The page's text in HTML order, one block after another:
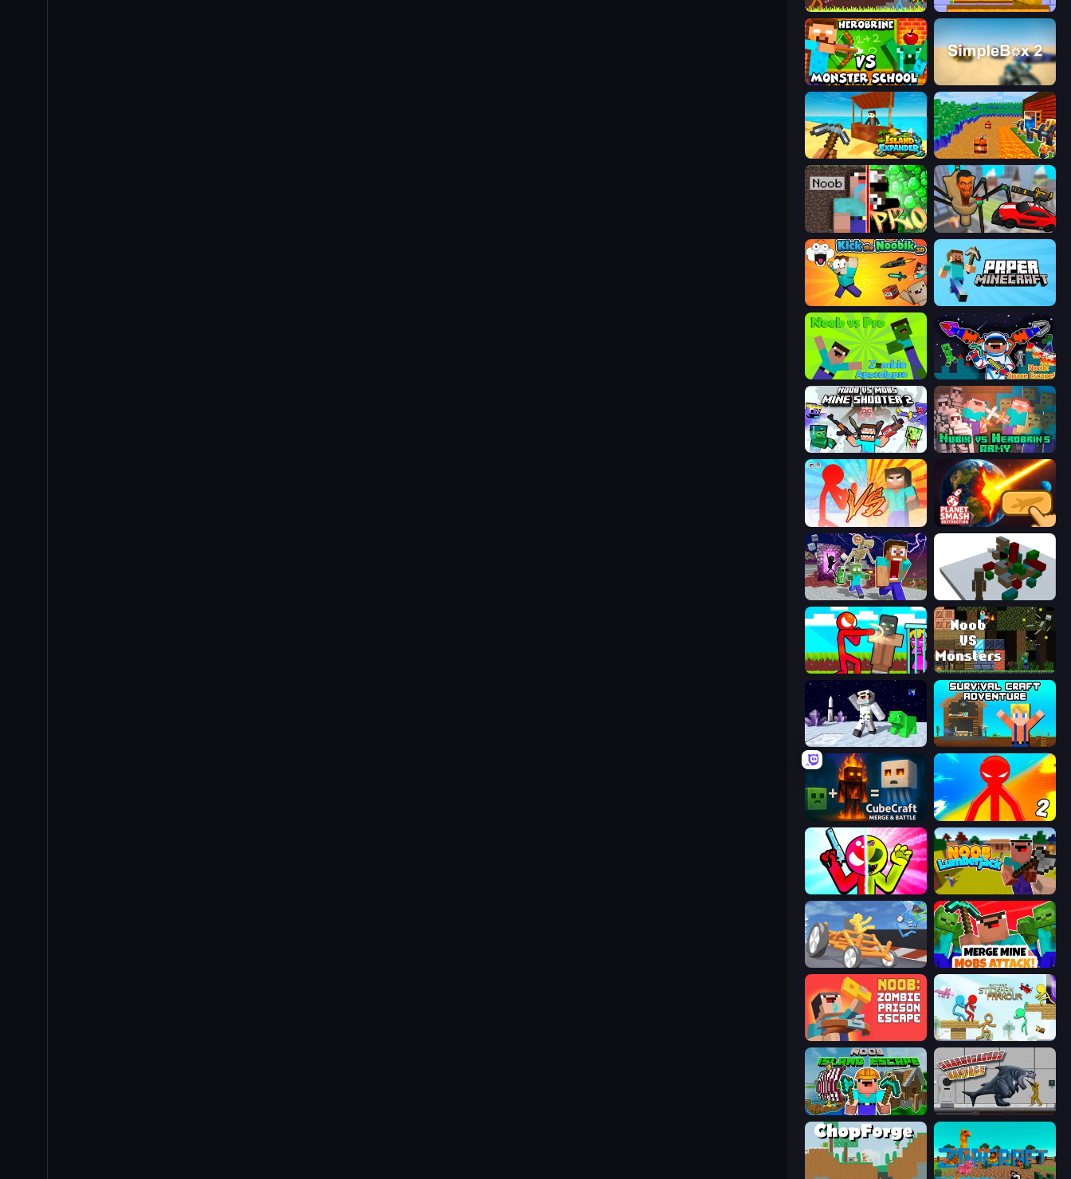
Stickman King Monster School 3
Herobrine vs Monster School
Island Expander Noob Tower Defense
Noob vs Pro: Challenge Cars vs Skibidi Toilet
Kick the Noobik 3D Paper Minecraft
Noob vs Pro: Zombie Apocalypse Noob: Space Escape!
Mine Shooter 2: Noob vs Mobs Nubik vs Herobrin's Army
Red Stickman vs Monster School Planet Smash Destruction
Monster School Herobrine Siren Head Craft Destroy
Stickman vs Villager: Save the Girl Noob VS Monsters
SpaceCraft Noob: Return to Earth Survival Craft Adventure
CubeCraft: Merge & Battle Red Stickman vs Monster School 2
Stickman Zombie vs Stickman Hero Idle Noob Lumberjack
Draw Crash Race Merge Mine: Mobs Attack!
Stickman Parkour Master
Noob: Island Escape Sharkosaurus Rampage